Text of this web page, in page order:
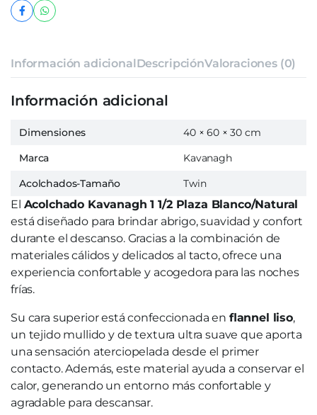
Información adicionalDescripciónValoraciones (0)
Información adicional
Dimensiones
40 × 60 × 30 cm
Marca
Kavanagh
Acolchados-Tamaño
Twin
El Acolchado Kavanagh 1 1/2 Plaza Blanco/Natural
está diseñado para brindar abrigo, suavidad y confort
durante el descanso. Gracias a la combinación de
materiales cálidos y delicados al tacto, ofrece una
experiencia confortable y acogedora para las noches
frías.
Su cara superior está confeccionada en flannel liso,
un tejido mullido y de textura ultra suave que aporta
una sensación aterciopelada desde el primer
contacto. Además, este material ayuda a conservar el
calor, generando un entorno más confortable y
agradable para descansar.